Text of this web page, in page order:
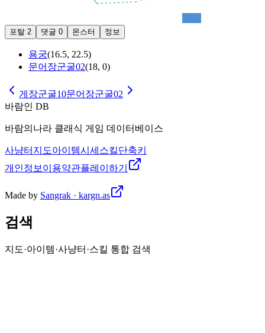
포탈 2 댓글 0 몬스터 정보
용궁(16.5, 22.5)
문어장군굴02(18, 0)
게장군굴10문어장군굴02
바람인 DB
바람의나라 클래식 게임 데이터베이스
사냥터 지도아이템시세 스킬단축키
개인정보 이용약관플레이하기
Made by Sangrak · kargn.as
검색
지도·아이템·사냥터·스킬 통합 검색